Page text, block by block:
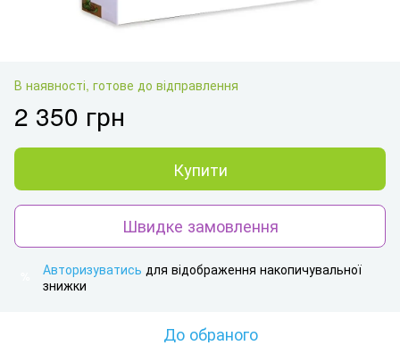
В наявності, готове до відправлення
2 350 грн
Купити
Швидке замовлення
Авторизуватись для відображення накопичувальної
знижки
До обраного